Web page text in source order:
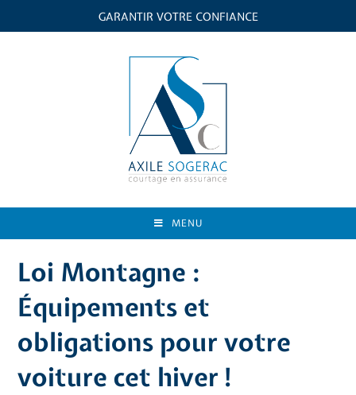
GARANTIR VOTRE CONFIANCE
MENU
Loi Montagne :
Équipements et
obligations pour votre
voiture cet hiver !